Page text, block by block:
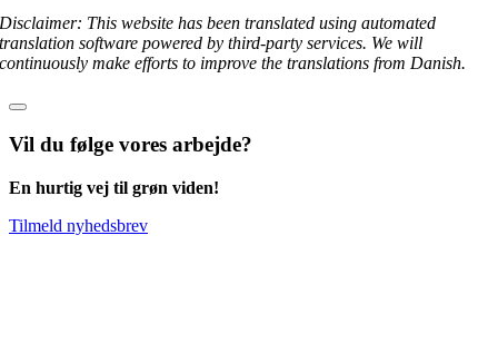
Disclaimer: This website has been translated using automated
translation software powered by third-party services. We will
continuously make efforts to improve the translations from Danish.
Vil du følge vores arbejde?
En hurtig vej til grøn viden!
Tilmeld nyhedsbrev